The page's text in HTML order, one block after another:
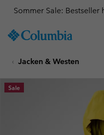
TO
SKIP
MAIN
NAV
Sommer Sale: Bestseller
Jacken & Westen
Sale